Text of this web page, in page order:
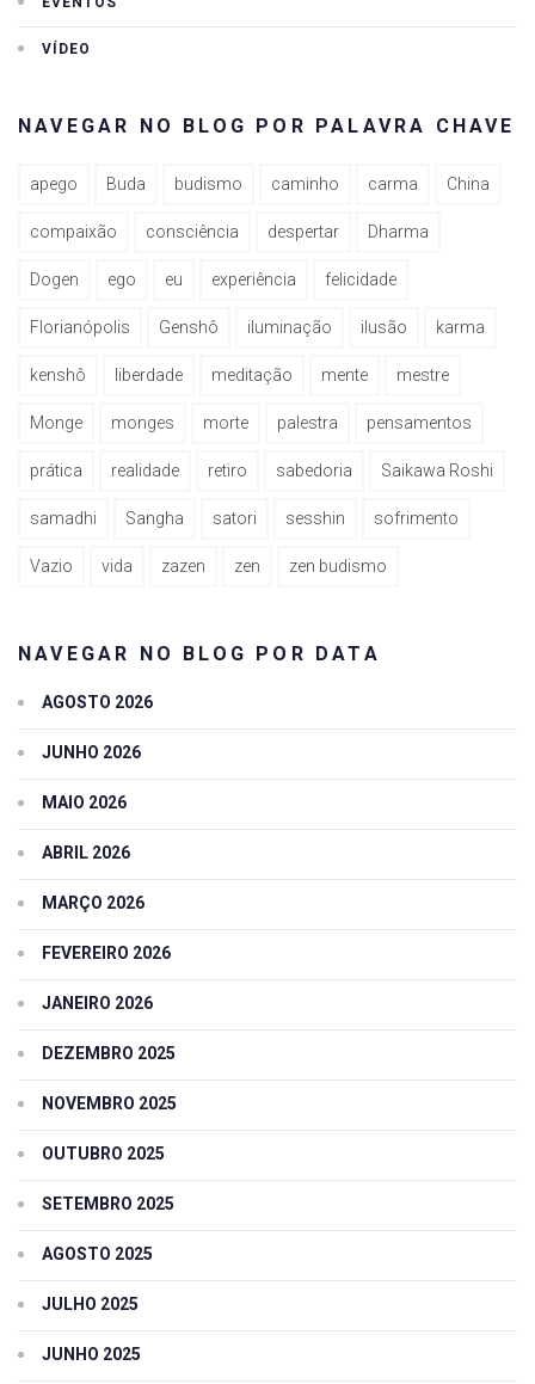
VÍDEO
NAVEGAR NO BLOG POR PALAVRA CHAVE
apego Buda budismo caminho carma China
compaixão consciência despertar Dharma
Dogen ego eu experiência felicidade
Florianópolis Genshô iluminação ilusão karma
kenshô liberdade meditação mente mestre
Monge monges morte palestra pensamentos
prática realidade retiro sabedoria Saikawa Roshi
samadhi Sangha satori sesshin sofrimento
Vazio vida zazen zen zen budismo
NAVEGAR NO BLOG POR DATA
AGOSTO 2026
JUNHO 2026
MAIO 2026
ABRIL 2026
MARÇO 2026
FEVEREIRO 2026
JANEIRO 2026
DEZEMBRO 2025
NOVEMBRO 2025
OUTUBRO 2025
SETEMBRO 2025
AGOSTO 2025
JULHO 2025
JUNHO 2025